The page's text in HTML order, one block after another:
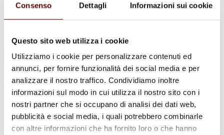
Consenso Dettagli Informazioni sui cookie
Questo sito web utilizza i cookie
Utilizziamo i cookie per personalizzare contenuti ed
annunci, per fornire funzionalità dei social media e per
analizzare il nostro traffico. Condividiamo inoltre
informazioni sul modo in cui utilizza il nostro sito con i
nostri partner che si occupano di analisi dei dati web,
pubblicità e social media, i quali potrebbero combinarle
con altre informazioni che ha fornito loro o che hanno
Necrologi
per:
Liboria Barresi